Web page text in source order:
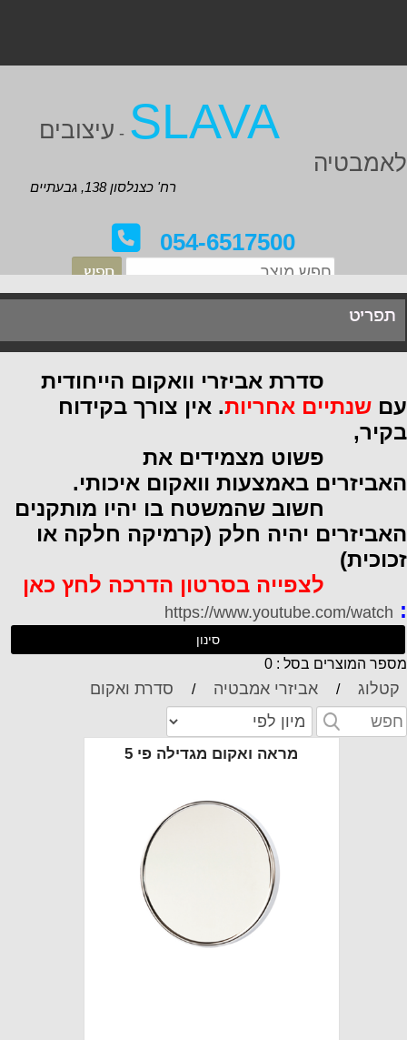
SLAVA
- עיצובים
רח' כצנלסון 138, גבעתיים
054-6517500
תפריט
אביזרי וואקום הייחודית
שנתיים אחריות. אין צורך בקידוח
מצמידים את
באמצעות וואקום איכותי.
שהמשטח בו יהיו מותקנים
יהיה חלק (קרמיקה חלקה או
לצפייה בסרטון הדרכה לחץ כאן
https://www.youtube.com/watch
סינון
המוצרים בסל : 0
קטלוג / אביזרי אמבטיה / סדרת ואקום
מראה ואקום מגדילה פי 5